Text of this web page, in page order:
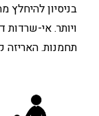
בניסיון
ויותר. אי-
תחמנות. האריזה